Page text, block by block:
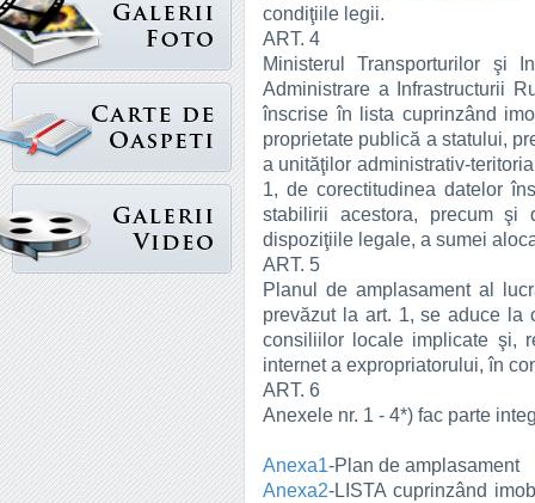
condiţiile legii.
ART. 4
Ministerul Transporturilor şi
Administrare a Infrastructurii
înscrise în lista cuprinzând
proprietate publică a statului,
a unităţilor administrativ-
1, de corectitudinea datelor
stabilirii acestora, precum
dispoziţiile legale, a sumei
ART. 5
Planul de amplasament al
prevăzut la art. 1, se aduce la
consiliilor locale implicate şi,
internet a expropriatorului, în
ART. 6
Anexele nr. 1 - 4*) fac parte
Anexa1-Plan de amplasament
Anexa2-LISTA cuprinzând